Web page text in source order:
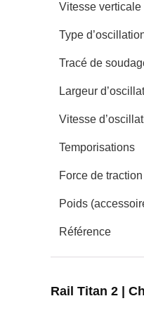
Vitesse verticale
Type
Tracé de
Largeur
Vitesse
Temporisations
Force de
Poids
Référence
Rail Titan 2 |